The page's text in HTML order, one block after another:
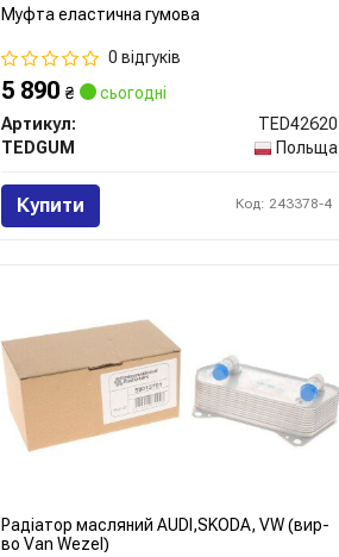
Муфта еластична гумова
0 відгуків
5 890 ₴
сьогодні
Артикул:
TED42620
TEDGUM
Польща
Купити Код: 243378-4
Радіатор масляний AUDI,SKODA, VW (вир-
во Van Wezel)